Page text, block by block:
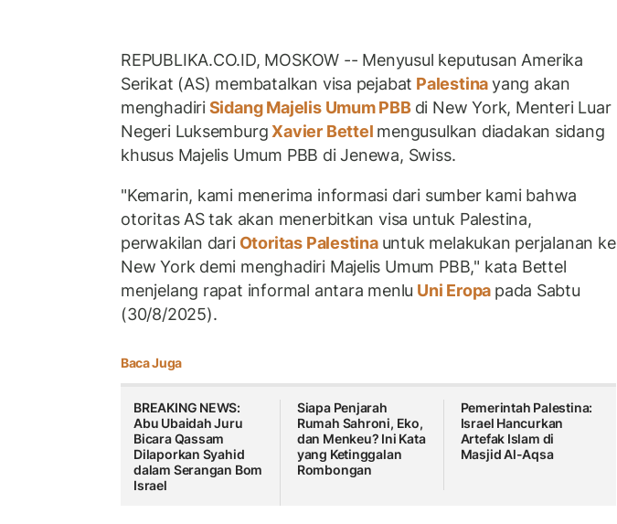
REPUBLIKA.CO.ID, MOSKOW -- Menyusul keputusan Amerika
Serikat (AS) membatalkan visa pejabat Palestinayang akan
menghadiriSidang Majelis Umum PBB di New York, Menteri Luar
Negeri Luksemburg Xavier Bettel mengusulkan diadakan sidang
khusus Majelis Umum PBB di Jenewa, Swiss.
"Kemarin, kami menerima informasi dari sumber kami bahwa
otoritas AS tak akan menerbitkan visa untuk Palestina,
perwakilan dariOtoritas Palestina untuk melakukan perjalanan ke
New York demi menghadiri Majelis Umum PBB," kata Bettel
menjelang rapat informal antara menlu Uni Eropa pada Sabtu
(30/8/2025).
Baca Juga
BREAKING NEWS:
Abu Ubaidah Juru
Bicara Qassam
Dilaporkan Syahid
dalam Serangan Bom
Israel
Siapa Penjarah
Rumah Sahroni, Eko,
dan Menkeu? Ini Kata
yang Ketinggalan
Rombongan
Pemerintah Palestina:
Israel Hancurkan
Artefak Islam di
Masjid Al-Aqsa